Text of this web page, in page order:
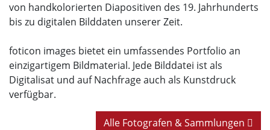
von handkolorierten Diapositiven des 19. Jahrhunderts
bis zu digitalen Bilddaten unserer Zeit.
foticon images bietet ein umfassendes Portfolio an
einzigartigem Bildmaterial. Jede Bilddatei ist als
Digitalisat und auf Nachfrage auch als Kunstdruck
verfügbar.
Alle Fotografen & Sammlungen